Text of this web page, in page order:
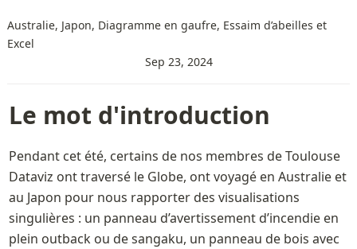
Australie, Japon, Diagramme en gaufre, Essaim d’abeilles et
Excel
Sep 23, 2024
Le mot d'introduction
Pendant cet été, certains de nos membres de Toulouse
Dataviz ont traversé le Globe, ont voyagé en Australie et
au Japon pour nous rapporter des visualisations
singulières : un panneau d’avertissement d’incendie en
plein outback ou de sangaku, un panneau de bois avec